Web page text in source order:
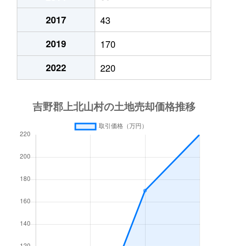
2017
43
2019
170
2022
220